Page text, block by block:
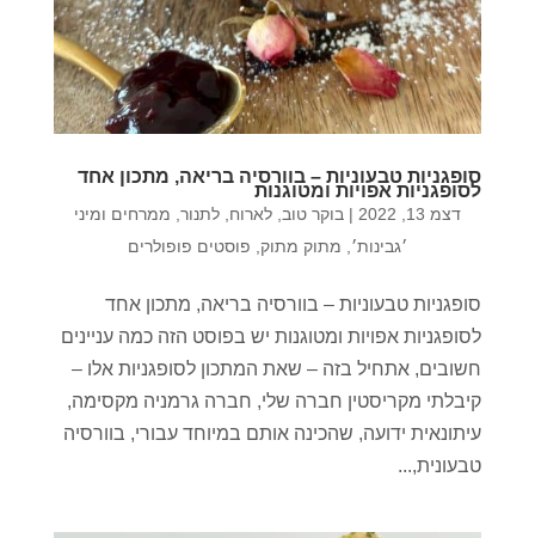
סופגניות טבעוניות – בוורסיה בריאה, מתכון אחד
לסופגניות אפויות ומטוגנות
דצמ 13, 2022 | בוקר טוב לארוח לתנור ממרחים ומיני
׳גבינות׳
מתוק מתוק פוסטים פופולרים
סופגניות טבעוניות – בוורסיה בריאה, מתכון אחד
לסופגניות אפויות ומטוגנות יש בפוסט הזה כמה עניינים
חשובים, אתחיל בזה – שאת המתכון לסופגניות אלו –
קיבלתי מקריסטין חברה שלי, חברה גרמניה מקסימה,
עיתונאית ידועה, שהכינה אותם במיוחד עבורי, בוורסיה
טבעונית,...